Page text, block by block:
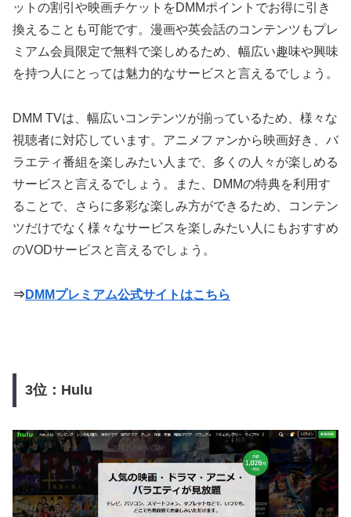
ットの割引や映画チケットをDMMポイントでお得に引き
換えることも可能です。漫画や英会話のコンテンツもプレ
ミアム会員限定で無料で楽しめるため、幅広い趣味や興味
を持つ人にとっては魅力的なサービスと言えるでしょう。
DMM TVは、幅広いコンテンツが揃っているため、様々な
視聴者に対応しています。アニメファンから映画好き、バ
ラエティ番組を楽しみたい人まで、多くの人々が楽しめる
サービスと言えるでしょう。また、DMMの特典を利用す
ることで、さらに多彩な楽しみ方ができるため、コンテン
ツだけでなく様々なサービスを楽しみたい人にもおすすめ
のVODサービスと言えるでしょう。
⇒ DMMプレミアム公式サイトはこちら
3位：Hulu